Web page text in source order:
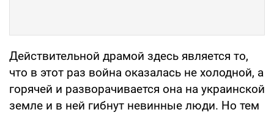
Действительной драмой здесь является то,
что в этот раз война оказалась не холодной, а
горячей и разворачивается она на украинской
земле и в ней гибнут невинные люди. Но тем